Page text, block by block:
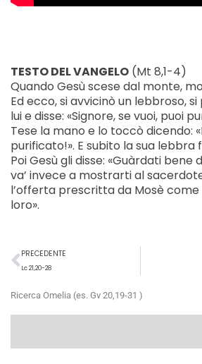
TESTO DEL VANGELO (Mt 8,1-4)
Quando Gesù scese dal monte,
Ed ecco, si avvicinò un lebbroso,
lui e disse: «Signore, se vuoi, puoi
Tese la mano e lo toccò dicendo:
purificato!». E subito la sua lebbra
Poi Gesù gli disse: «Guàrdati bene
va’ invece a mostrarti al
l’offerta prescritta da Mosè
loro».
Precedente
PRECEDENTE
Lc 21,20-28
Ricerca Omelia (es. Gv 20,19-31 )